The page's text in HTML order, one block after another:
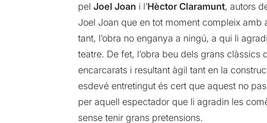
pel Joel Joan i l’Hèctor Claramunt, autors
Joel Joan que en tot moment compleix amb
tant, l’obra no enganya a ningú, a qui li
teatre. De fet, l’obra beu dels grans
encarcarats i resultant àgil tant en la
esdevé entretingut és cert que aquest no
per aquell espectador que li agradin les
sense tenir grans pretensions.